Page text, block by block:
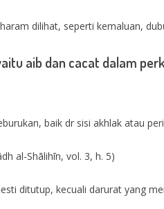
dilihat, seperti kemaluan,
aib dan cacat dalam
baik dr sisi akhlak atau
al-Shālihīn, vol. 3, h. 5)
ditutup, kecuali darurat yang